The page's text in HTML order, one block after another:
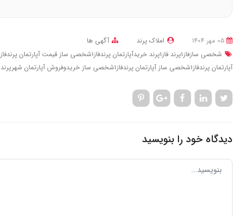
املاک پرند
آگهی ها
شخصی سازفاز1پرند
فاز1پرند خریدآپارتمان پرندفاز1شخصی ساز قیمت آپارتمان پرندفاز1شخصی ساز
آپارتمان پرندفاز1شخصی ساز
آپارتمان پرندفاز1شخصی ساز خریدوفروش آپارتمان شهرپرند
دیدگاه خود را بنویسید